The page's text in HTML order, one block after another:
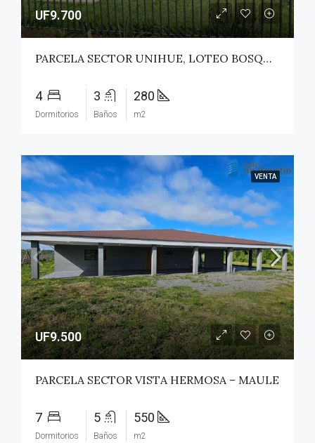
UF9.700
PARCELA SECTOR UNIHUE, LOTEO BOSQUES DEL VALLE – MAULE
4
Dormitorios
3
Baños
280
m2
VENTA
UF9.500
PARCELA SECTOR VISTA HERMOSA – MAULE
7
Dormitorios
5
Baños
550
m2